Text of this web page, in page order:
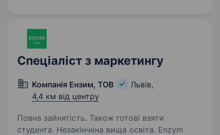
Спеціаліст з маркетингу
Компанія Ензим, ТОВ
Львів,
4,4 км від центру
Повна зайнятість. Також готові взяти
студента. Незакінчена вища освіта. Enzym